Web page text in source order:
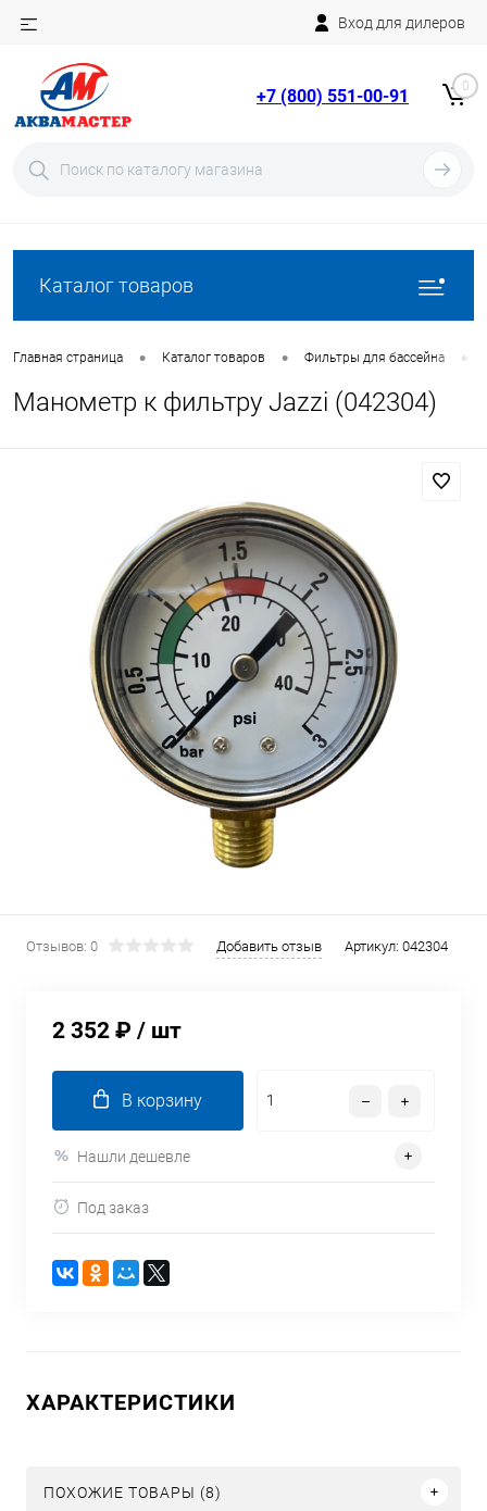
Вход для дилеров
+7 (800) 551-00-91 0
Каталог товаров
Главная страница • Каталог товаров • Фильтры для бассейна •
Манометр к фильтру Jazzi (042304)
Отзывов: 0 Добавить отзыв Артикул: 042304
2 352 ₽ / шт
В корзину
Нашли дешевле
Под заказ
ХАРАКТЕРИСТИКИ
ПОХОЖИЕ ТОВАРЫ (8)